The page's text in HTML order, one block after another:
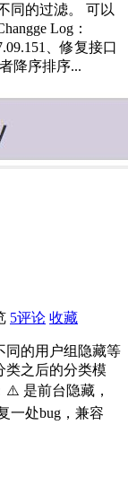
同的过滤。 可以
Log：
、修复接口
降序排序...
5评论 收藏
同的用户组隐藏等
类之后的分类模
⚠️ 是前台隐藏，
一处bug，兼容